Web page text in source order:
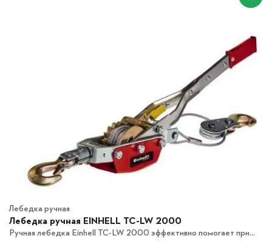
Лебедка ручная
Лебедка ручная EINHELL TC-LW 2000
Ручная лебедка Einhell TC-LW 2000 эффективно помогает при...